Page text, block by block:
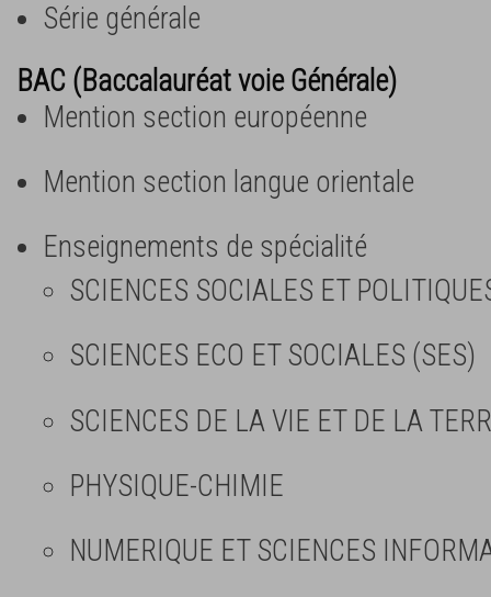
Série générale
BAC (Baccalauréat voie Générale)
Mention section européenne
Mention section langue orientale
Enseignements de spécialité
SCIENCES SOCIALES ET
SCIENCES ECO ET SOCIALES (SES)
SCIENCES DE LA VIE ET DE LA
PHYSIQUE-CHIMIE
NUMERIQUE ET SCIENCES